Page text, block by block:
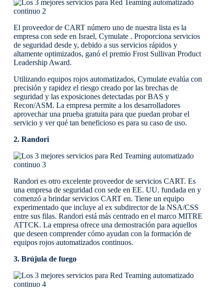
El proveedor de CART número uno de nuestra lista es la
empresa con sede en Israel, Cymulate . Proporciona servicios
de seguridad desde y, debido a sus servicios rápidos y
altamente optimizados, ganó el premio Frost Sullivan Product
Leadership Award.
Utilizando equipos rojos automatizados, Cymulate evalúa con
precisión y rapidez el riesgo creado por las brechas de
seguridad y las exposiciones detectadas por BAS y
Recon/ASM. La empresa permite a los desarrolladores
aprovechar una prueba gratuita para que puedan probar el
servicio y ver qué tan beneficioso es para su caso de uso.
2. Randori
Randori es otro excelente proveedor de servicios CART. Es
una empresa de seguridad con sede en EE. UU. fundada en y
comenzó a brindar servicios CART en. Tiene un equipo
experimentado que incluye al ex subdirector de la NSA/CSS
entre sus filas. Randori está más centrado en el marco MITRE
ATTCK. La empresa ofrece una demostración para aquellos
que deseen comprender cómo ayudan con la formación de
equipos rojos automatizados continuos.
3. Brújula de fuego